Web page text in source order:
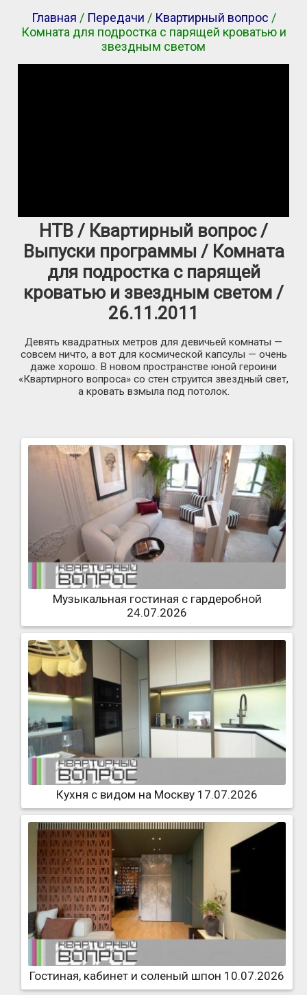
Главная / Передачи / Квартирный вопрос /
Комната для подростка с парящей кроватью и
звездным светом
НТВ / Квартирный вопрос /
Выпуски программы / Комната
для подростка с парящей
кроватью и звездным светом /
26.11.2011
Девять квадратных метров для девичьей комнаты —
совсем ничто, а вот для космической капсулы — очень
даже хорошо. В новом пространстве юной героини
«Квартирного вопроса» со стен струится звездный свет,
а кровать взмыла под потолок.
Музыкальная гостиная с гардеробной
24.07.2026
Кухня с видом на Москву 17.07.2026
Гостиная, кабинет и соленый шпон 10.07.2026